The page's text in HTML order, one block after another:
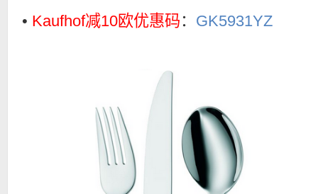
• Kaufhof减10欧优惠码 ： GK5931YZ